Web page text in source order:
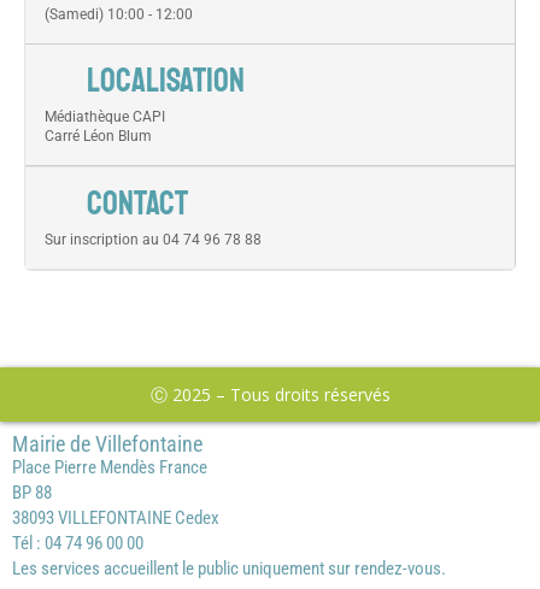
(Samedi) 10:00 - 12:00
LOCALISATION
Médiathèque CAPI
Carré Léon Blum
CONTACT
Sur inscription au 04 74 96 78 88
Ⓒ 2025 – Tous droits réservés
Mairie de Villefontaine
Place Pierre Mendès France
BP 88
38093 VILLEFONTAINE Cedex
Tél : 04 74 96 00 00
Les services accueillent le public uniquement sur rendez-vous.